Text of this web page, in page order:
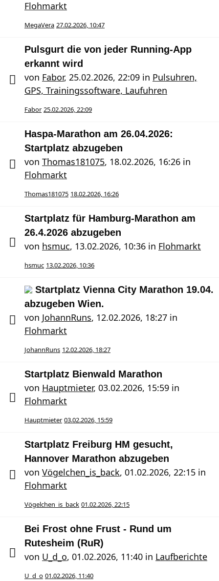
Flohmarkt
MegaVera 27.02.2026, 10:47
Pulsgurt die von jeder Running-App
erkannt wird
von Fabor, 25.02.2026, 22:09 in Pulsuhren,
GPS, Trainingssoftware, Laufuhren
Fabor 25.02.2026, 22:09
Haspa-Marathon am 26.04.2026:
Startplatz abzugeben
von Thomas181075, 18.02.2026, 16:26 in
Flohmarkt
Thomas181075 18.02.2026, 16:26
Startplatz für Hamburg-Marathon am
26.4.2026 abzugeben
von hsmuc, 13.02.2026, 10:36 in Flohmarkt
hsmuc 13.02.2026, 10:36
Startplatz Vienna City Marathon 19.04.
abzugeben Wien.
von JohannRuns, 12.02.2026, 18:27 in
Flohmarkt
JohannRuns 12.02.2026, 18:27
Startplatz Bienwald Marathon
von Hauptmieter, 03.02.2026, 15:59 in
Flohmarkt
Hauptmieter 03.02.2026, 15:59
Startplatz Freiburg HM gesucht,
Hannover Marathon abzugeben
von Vögelchen_is_back, 01.02.2026, 22:15 in
Flohmarkt
Vögelchen_is_back 01.02.2026, 22:15
Bei Frost ohne Frust - Rund um
Rutesheim (RuR)
von U_d_o, 01.02.2026, 11:40 in Laufberichte
U_d_o 01.02.2026, 11:40